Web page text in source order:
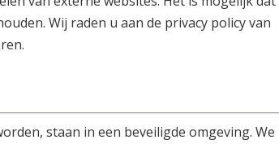
Wij raden u aan de privacy policy van
staan in een beveiligde omgeving. We